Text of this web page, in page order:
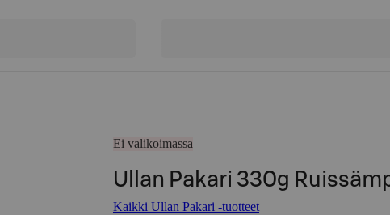
Ei valikoimassa
Ullan Pakari 330g
Kaikki Ullan Pakari -tuotteet